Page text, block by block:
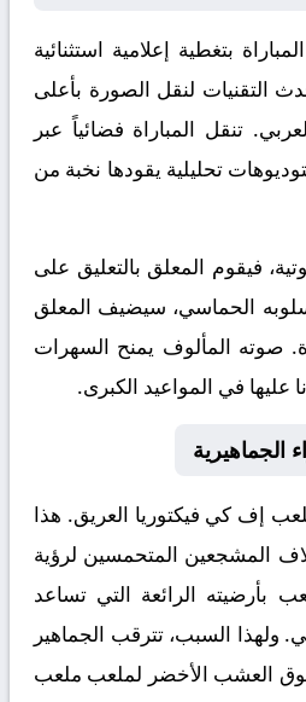
بتغطية إعلامية استثنائية
التقنيات لنقل الصورة بأعلى
تنقل المباراة فضائياً عبر
تحليلية يقودها نخبة من
فيقوم المعلق بالتعليق على
الحماسي، سيضيف المعلق
صوته المألوف يمنح السهرات
عليها في المواعيد الكبرى.
الجماهيرية
إف كي فيكتوريا العريق. هذا
المشجعين المتحمسين لرؤية
بأرضيته الرائعة التي تساعد
ولهذا السبب، تترقب الجماهير
العشب الأخضر لملعب ملعب